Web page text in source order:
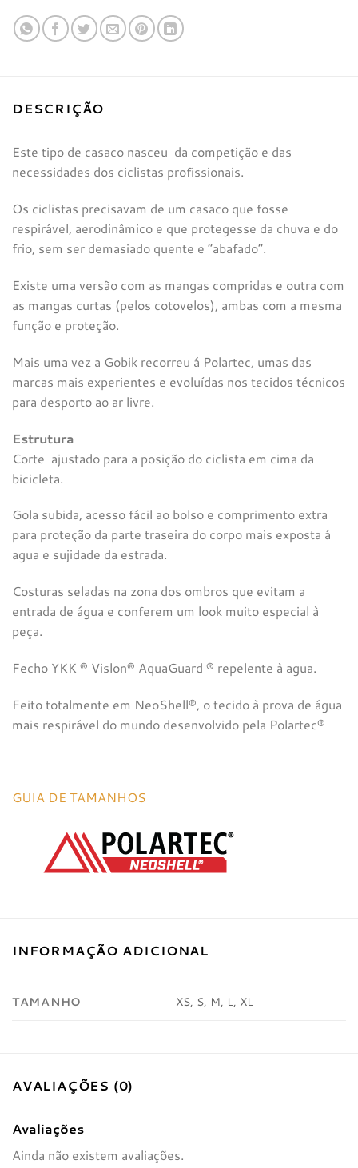
DESCRIÇÃO
Este tipo de casaco nasceu da competição e das
necessidades dos ciclistas profissionais.
Os ciclistas precisavam de um casaco que fosse
respirável, aerodinâmico e que protegesse da chuva e do
frio, sem ser demasiado quente e “abafado”.
Existe uma versão com as mangas compridas e outra com
as mangas curtas (pelos cotovelos), ambas com a mesma
função e proteção.
Mais uma vez a Gobik recorreu á Polartec, umas das
marcas mais experientes e evoluídas nos tecidos técnicos
para desporto ao ar livre.
Estrutura
Corte ajustado para a posição do ciclista em cima da
bicicleta.
Gola subida, acesso fácil ao bolso e comprimento extra
para proteção da parte traseira do corpo mais exposta á
agua e sujidade da estrada.
Costuras seladas na zona dos ombros que evitam a
entrada de água e conferem um look muito especial à
peça.
Fecho YKK ® Vislon® AquaGuard ® repelente à agua.
Feito totalmente em NeoShell®, o tecido à prova de água
mais respirável do mundo desenvolvido pela Polartec®
GUIA DE TAMANHOS
INFORMAÇÃO ADICIONAL
TAMANHO XS, S, M, L, XL
AVALIAÇÕES (0)
Avaliações
Ainda não existem avaliações.